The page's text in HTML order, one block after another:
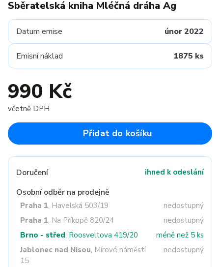
Sběratelská kniha Mléčná dráha Ag
Datum emise únor 2022
Emisní náklad 1875 ks
990 Kč
včetně DPH
Přidat do košíku
Doručení ihned k odeslání
Osobní odběr na prodejně
Praha 1, Havelská 503/19
nedostupný
Praha 1, Na Příkopě 820/24
nedostupný
Brno - střed, Roosveltova 419/20
méně než 5 ks
Jablonec nad Nisou, Mírové náměstí
15
nedostupný